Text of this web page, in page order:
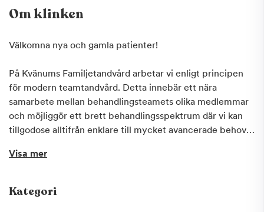
Om klinken
Välkomna nya och gamla patienter!
På Kvänums Familjetandvård arbetar vi enligt principen
för modern teamtandvård. Detta innebär ett nära
samarbete mellan behandlingsteamets olika medlemmar
och möjliggör ett brett behandlingsspektrum där vi kan
tillgodose alltifrån enklare till mycket avancerade behov.
implantat, visdomstands- och tandlossningskirurgi. Vår
håller sig friska. För de patienter som lider av svår
tandvårdsrädsla erbjuder vi även narkostandvård. För oss
Visa mer
Kategori